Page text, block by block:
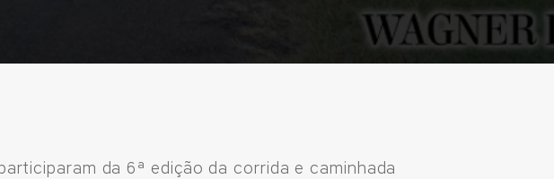
da 6ª edição da corrida e caminhada